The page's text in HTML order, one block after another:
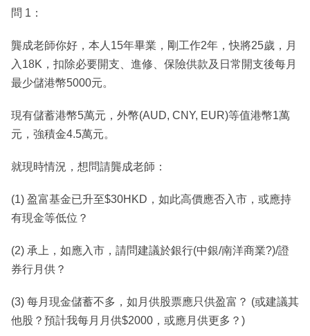
問 1：
龔成老師你好，本人15年畢業，剛工作2年，快將25歲，月
入18K，扣除必要開支、進修、保險供款及日常開支後每月
最少儲港幣5000元。
現有儲蓄港幣5萬元，外幣(AUD, CNY, EUR)等值港幣1萬
元，強積金4.5萬元。
就現時情況，想問請龔成老師：
(1) 盈富基金已升至$30HKD，如此高價應否入市，或應持
有現金等低位？
(2) 承上，如應入市，請問建議於銀行(中銀/南洋商業?)/證
券行月供？
(3) 每月現金儲蓄不多，如月供股票應只供盈富？ (或建議其
他股？預計我每月月供$2000，或應月供更多？)